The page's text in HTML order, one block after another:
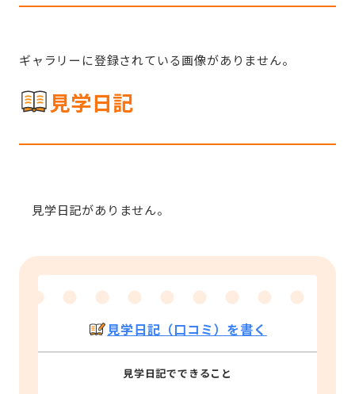
ギャラリーに登録されている画像がありません。
見学日記
見学日記がありません。
見学日記（口コミ）を書く
見学日記でできること